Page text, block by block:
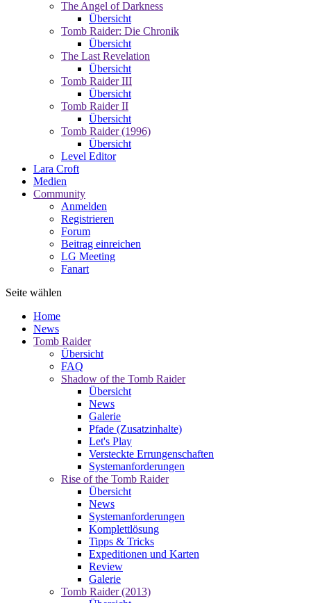
The Angel of Darkness
Übersicht
Tomb Raider: Die Chronik
Übersicht
The Last Revelation
Übersicht
Tomb Raider III
Übersicht
Tomb Raider II
Übersicht
Tomb Raider (1996)
Übersicht
Level Editor
Lara Croft
Medien
Community
Anmelden
Registrieren
Forum
Beitrag einreichen
LG Meeting
Fanart
Seite wählen
Home
News
Tomb Raider
Übersicht
FAQ
Shadow of the Tomb Raider
Übersicht
News
Galerie
Pfade (Zusatzinhalte)
Let's Play
Versteckte Errungenschaften
Systemanforderungen
Rise of the Tomb Raider
Übersicht
News
Systemanforderungen
Komplettlösung
Tipps & Tricks
Expeditionen und Karten
Review
Galerie
Tomb Raider (2013)